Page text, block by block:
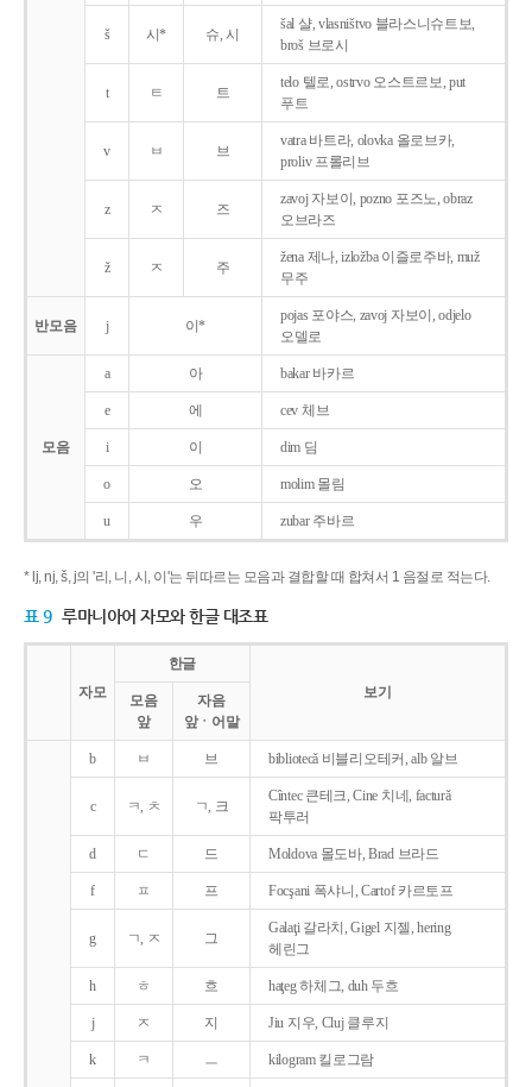
š 시* 슈, 시
šal 샬, vlasništvo 블라스니슈트보,
broš 브로시
t ㅌ 트
telo 텔로, ostrvo 오스트르보, put
푸트
v ㅂ 브
vatra 바트라, olovka 올로브카,
proliv 프롤리브
z ㅈ 즈
zavoj 자보이, pozno 포즈노, obraz
오브라즈
ž ㅈ 주
žena 제나, izložba 이즐로주바, muž
무주
반모음 j 이*
pojas 포야스, zavoj 자보이, odjelo
오델로
모음
a 아 bakar 바카르
e 에 cev 체브
i 이 dim 딤
o 오 molim 몰림
u 우 zubar 주바르
* lj, nj, š, j의 '리, 니, 시, 이'는 뒤따르는 모음과 결합할 때 합쳐서 1 음절로 적는다.
표 9 루마니아어 자모와 한글 대조표
자모
한글
보기
모음
앞
자음
앞ㆍ어말
b ㅂ 브 bibliotecǎ 비블리오테커, alb 알브
c ㅋ, ㅊ ㄱ, 크
Cîntec 큰테크, Cine 치네, facturǎ
팍투러
d ㄷ 드 Moldova 몰도바, Brad 브라드
f ㅍ 프 Focşani 폭샤니, Cartof 카르토프
g ㄱ, ㅈ 그
Galaţi 갈라치, Gigel 지젤, hering
헤린그
h ㅎ 흐 haţeg 하체그, duh 두흐
j ㅈ 지 Jiu 지우, Cluj 클루지
k ㅋ ㅡ kilogram 킬로그람